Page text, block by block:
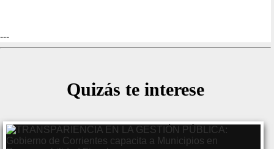
---
Quizás te interese